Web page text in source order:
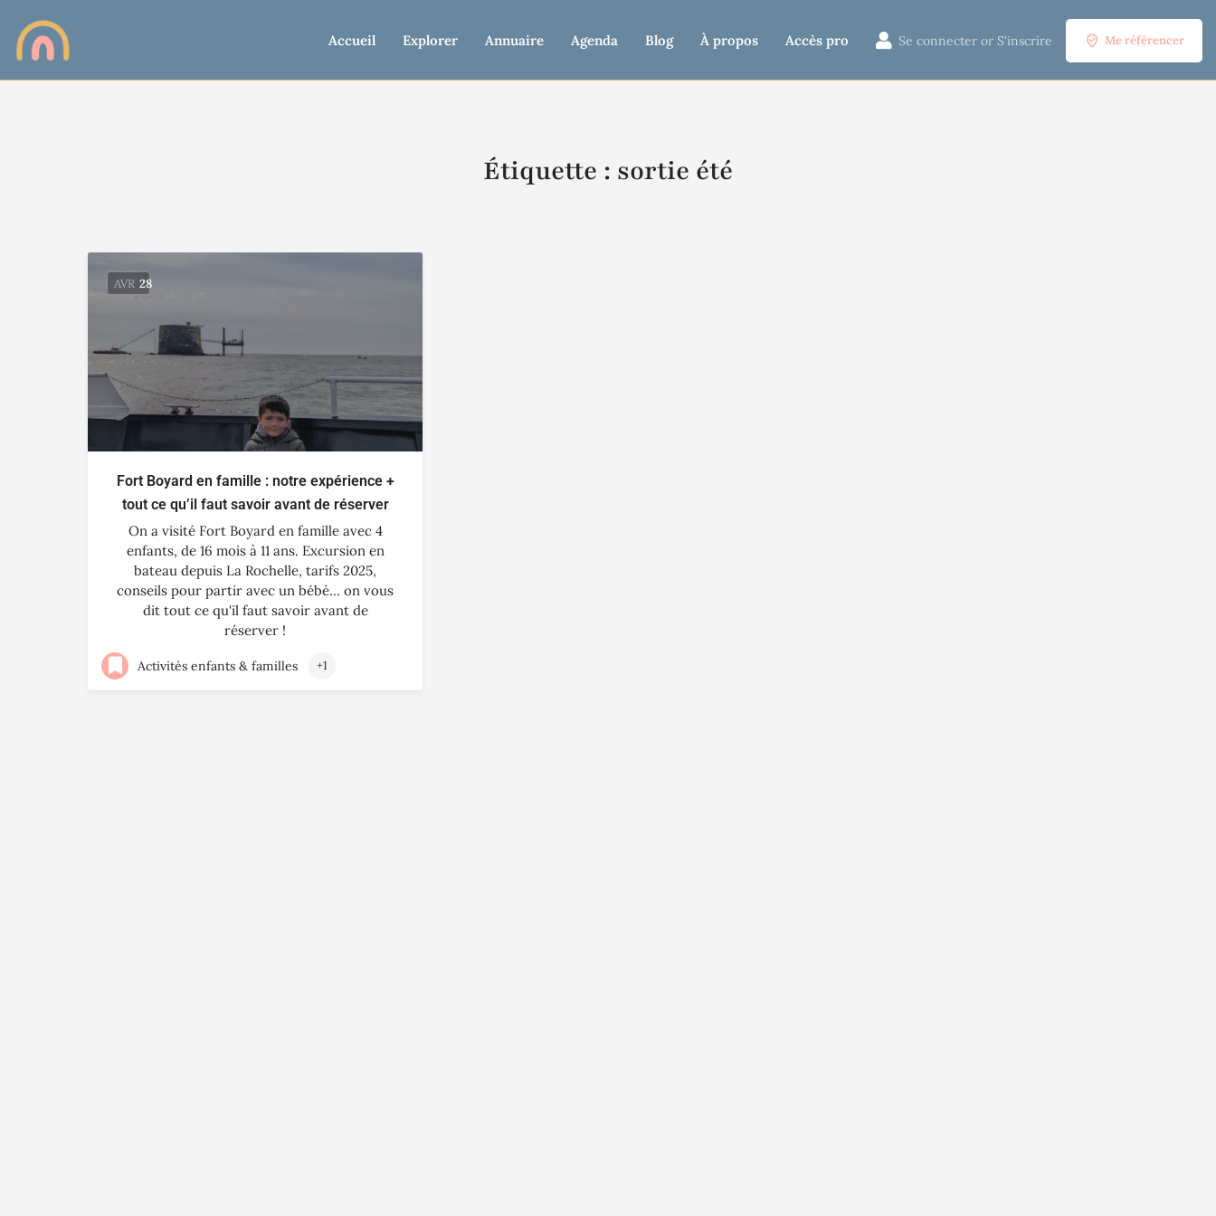
Accueil Explorer Annuaire Agenda Blog À propos Accès pro Se connecter or S'inscrire Me référencer
Étiquette : sortie été
AVR 28
Fort Boyard en famille : notre expérience +
tout ce qu’il faut savoir avant de réserver
On a visité Fort Boyard en famille avec 4
enfants, de 16 mois à 11 ans. Excursion en
bateau depuis La Rochelle, tarifs 2025,
conseils pour partir avec un bébé… on vous
dit tout ce qu'il faut savoir avant de
réserver !
Activités enfants & familles +1